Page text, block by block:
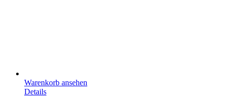
Warenkorb ansehen
Details